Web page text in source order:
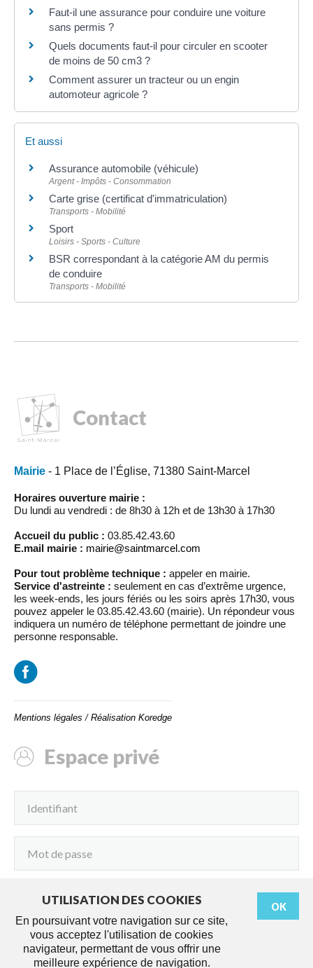
Faut-il une assurance pour conduire une voiture
sans permis ?
Quels documents faut-il pour circuler en scooter
de moins de 50 cm3 ?
Comment assurer un tracteur ou un engin
automoteur agricole ?
Et aussi
Assurance automobile (véhicule)
Argent - Impôts - Consommation
Carte grise (certificat d'immatriculation)
Transports - Mobilité
Sport
Loisirs - Sports - Culture
BSR correspondant à la catégorie AM du permis
de conduire
Transports - Mobilité
Contact
Mairie - 1 Place de l’Église, 71380 Saint-Marcel
Horaires ouverture mairie :
Du lundi au vendredi : de 8h30 à 12h et de 13h30 à 17h30
Accueil du public : 03.85.42.43.60
E.mail mairie : mairie@saintmarcel.com
Pour tout problème technique : appeler en mairie.
Service d'astreinte : seulement en cas d’extrême urgence,
les week-ends, les jours fériés ou les soirs après 17h30, vous
pouvez appeler le 03.85.42.43.60 (mairie). Un répondeur vous
indiquera un numéro de téléphone permettant de joindre une
personne responsable.
Mentions légales / Réalisation Koredge
Espace privé
OK
UTILISATION DES COOKIES
En poursuivant votre navigation sur ce site,
vous acceptez l'utilisation de cookies
navigateur, permettant de vous offrir une
meilleure expérience de navigation.